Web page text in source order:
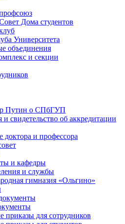
Дома студентов
Университета
объединения
и секции
Путин о СПбГУП
и свидетельство об аккредитации
доктора и профессора
и кафедры
и службы
гимназия «Ольгино»
приказы для сотрудников